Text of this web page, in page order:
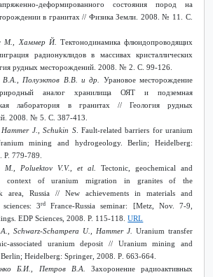
деформированного состояния пород на
в гранитах // Физика Земли. 2008. № 11. С.
М., Хаммер Й.
Тектонодинамика флюидопроводящих
радионуклидов в массивах кристаллических
рудных месторождений. 2008. № 2. С. 99-126.
В.А., Полуэктов В.В. и др. Урановое месторождение
аналог хранилища ОЯТ и подземная
лаборатория в гранитах // Геология рудных
2008. № 5.С . 387-413.
J., Schukin S. Fault-related barriers for uranium
mining and hydrogeology. Berlin; Heidelberg:
P. 779-789.
M., Poluektov V.V., et al.
Tectonic, geochemical and
context of uranium migration in granites of the
area, Russia // New achievements in materials and
3rdFrance-Russia seminar: [Metz, Nov. 7-9,
EDP Sciences, 2008. P. 115-118.URL
Schwarz-Schampera U., Hammer J. Uranium transfer
associated uranium deposit // Uranium mining and
;Heidelberg:Springer , 2008.P . 663-664.
Б.И., Петров В.А.
Захоронение радиоактивных